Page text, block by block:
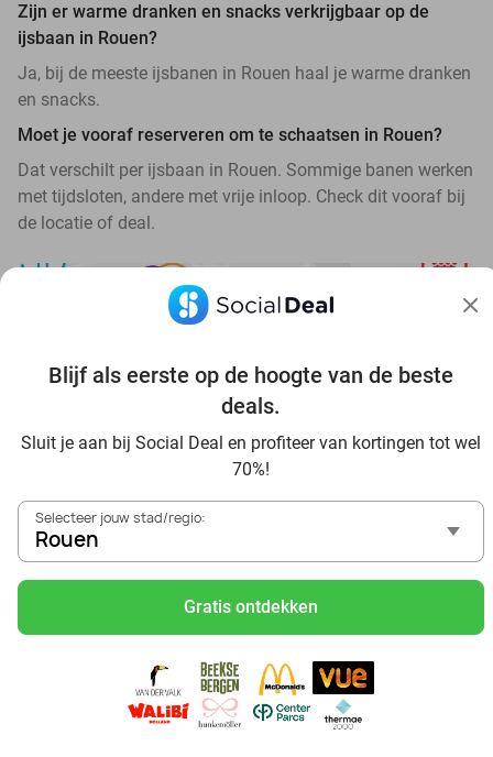
Blijf als eerste op de hoogte van de beste
deals.
Sluit je aan bij Social Deal en profiteer van kortingen tot wel
70%!
Selecteer jouw stad/regio:
Rouen
Gratis ontdekken
Zijn er warme dranken en snacks verkrijgbaar op de
ijsbaan in Rouen?
Ja, bij de meeste ijsbanen in Rouen haal je warme dranken
en snacks.
Moet je vooraf reserveren om te schaatsen in Rouen?
Dat verschilt per ijsbaan in Rouen. Sommige banen werken
met tijdsloten, andere met vrije inloop. Check dit vooraf bij
de locatie of deal.
Ontdek alle topdeals in jouw omgeving
Voordelig genieten in Rouen: haal deal-inspiratie uit onze
Visitez Eauzone SPA à prix réduit à Rouen
Allez au spa à Rouen et ses environs
Petit-déjeuner et lunch à Rouen
Mangez des sushis à Rouen